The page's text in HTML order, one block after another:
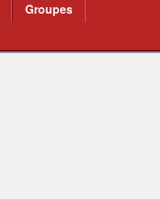
Groupes